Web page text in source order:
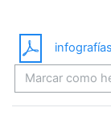
General
Marcar como